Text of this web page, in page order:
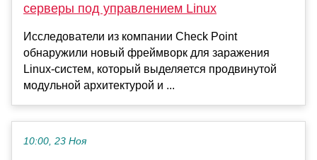
серверы под управлением Linux
Исследователи из компании Check Point
обнаружили новый фреймворк для заражения
Linux-систем, который выделяется продвинутой
модульной архитектурой и ...
10:00, 23 Ноя